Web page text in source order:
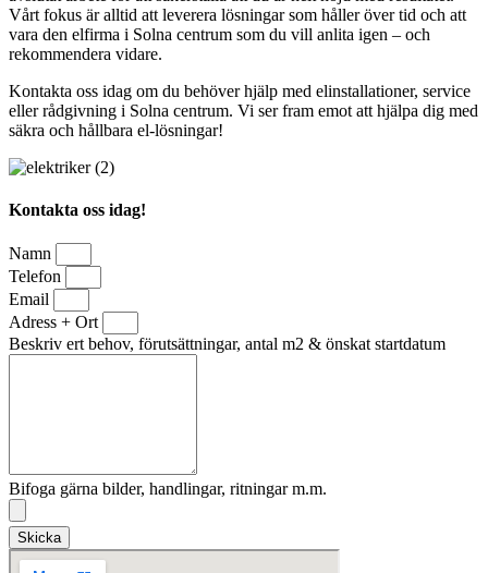
Vårt fokus är alltid att leverera lösningar som håller över tid och att
vara den elfirma i Solna centrum som du vill anlita igen – och
rekommendera vidare.
Kontakta oss idag om du behöver hjälp med elinstallationer, service
eller rådgivning i Solna centrum. Vi ser fram emot att hjälpa dig med
säkra och hållbara el-lösningar!
Kontakta oss idag!
Namn
Telefon
Email
Adress + Ort
Beskriv ert behov, förutsättningar, antal m2 & önskat startdatum
Bifoga gärna bilder, handlingar, ritningar m.m.
Skicka